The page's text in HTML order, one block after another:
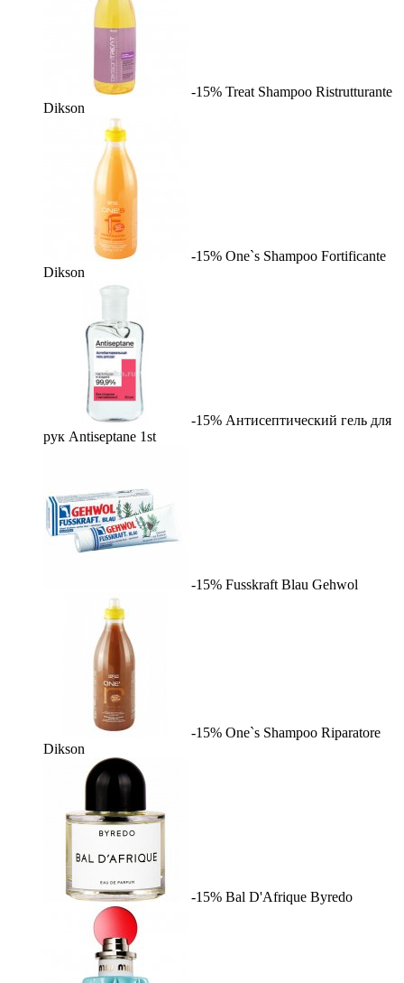
-15% Treat Shampoo Ristrutturante
Dikson
-15% One`s Shampoo Fortificante
Dikson
-15% Антисептический гель для
рук Antiseptane 1st
-15% Fusskraft Blau Gehwol
-15% One`s Shampoo Riparatore
Dikson
-15% Bal D'Afrique Byredo